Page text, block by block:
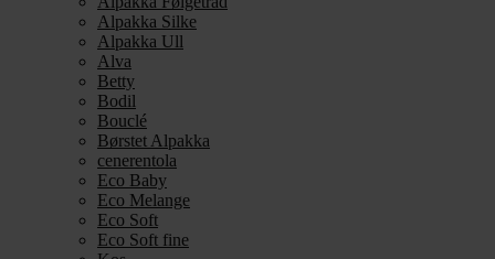
Alpakka Silke
Alpakka Ull
Alva
Betty
Bodil
Bouclé
Børstet Alpakka
cenerentola
Eco Baby
Eco Melange
Eco Soft
Eco Soft fine